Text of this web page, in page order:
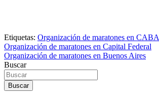
Etiquetas: Organización de maratones en CABA
Navegación
de
entradas
Organización de maratones en Capital Federal
Organización de maratones en Buenos Aires
Buscar
Buscar